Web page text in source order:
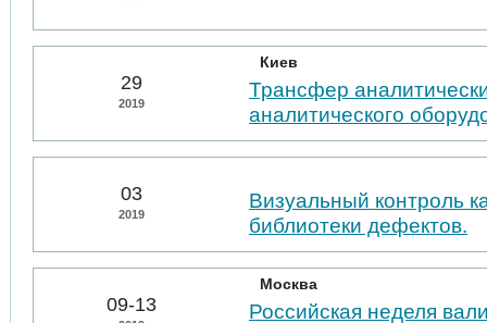
29
2019
Киев
Трансфер
аналитического
03
2019
Визуальный контроль
библиотеки дефектов.
09-13
Москва
Российская неделя